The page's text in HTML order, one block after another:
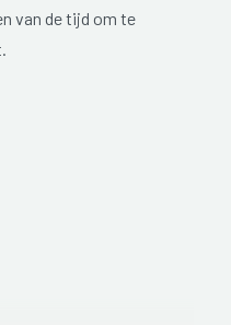
van de tijd om te